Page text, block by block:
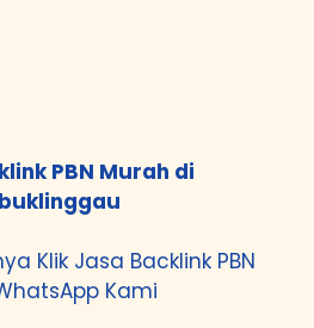
PBN Murah di
Klik Jasa Backlink PBN
Kami